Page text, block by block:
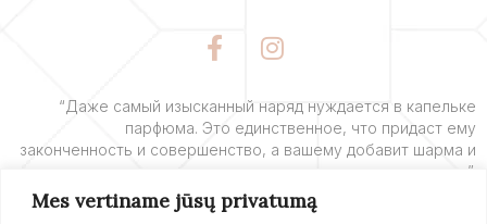
Mes vertiname jūsų privatumą
F
a
e
b
o
o
k
I
n
t
a
g
r
a
“Даже самый изысканный наряд нуждается в капельке
парфюма. Это единственное, что придаст ему
законченность и совершенство, а вашему добавит шарма и
очарования”.